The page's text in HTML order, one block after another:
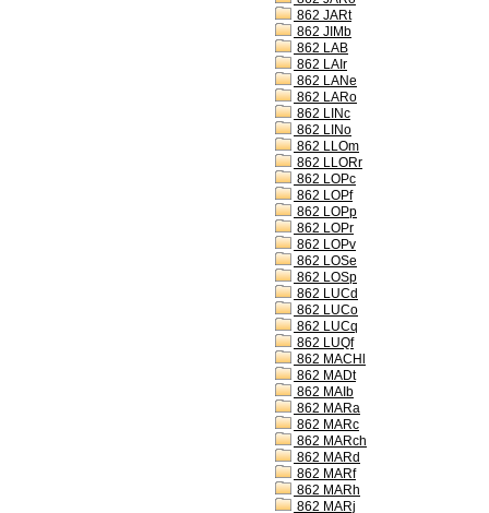
862 JARt
862 JIMb
862 LAB
862 LAIr
862 LANe
862 LARo
862 LINc
862 LINo
862 LLOm
862 LLORr
862 LOPc
862 LOPf
862 LOPp
862 LOPr
862 LOPv
862 LOSe
862 LOSp
862 LUCd
862 LUCo
862 LUCq
862 LUQf
862 MACHl
862 MADt
862 MAIb
862 MARa
862 MARc
862 MARch
862 MARd
862 MARf
862 MARh
862 MARj